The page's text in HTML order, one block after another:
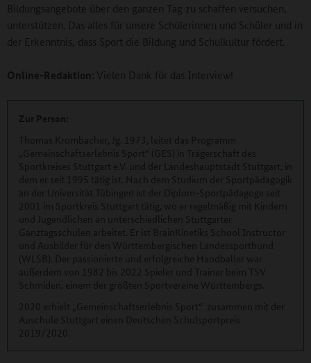
Bildungsangebote über den ganzen Tag zu schaffen versuchen,
unterstützen. Das alles für unsere Schülerinnen und Schüler und in
der Erkenntnis, dass Sport die Bildung und Schulkultur fördert.
Online-Redaktion: Vielen Dank für das Interview!